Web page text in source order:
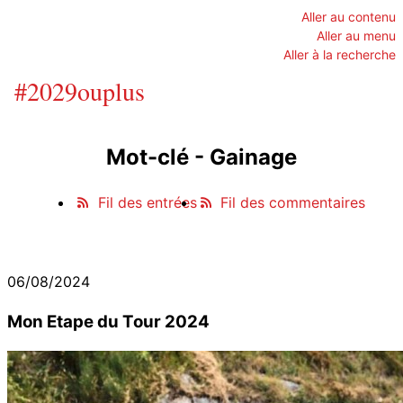
Aller au contenu
Aller au menu
Aller à la recherche
#2029ouplus
Mot-clé - Gainage
Fil des entrées Fil des commentaires
06/08/2024
Mon Etape du Tour 2024